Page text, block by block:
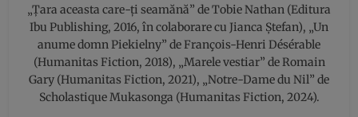
„Ţara aceasta care-ţi seamănă” de Tobie Nathan (Editura
Ibu Publishing, 2016, în colaborare cu Jianca Ştefan), „Un
anume domn Piekielny” de François-Henri Désérable
(Humanitas Fiction, 2018), „Marele vestiar” de Romain
Gary (Humanitas Fiction, 2021), „Notre-Dame du Nil” de
Scholastique Mukasonga (Humanitas Fiction, 2024).